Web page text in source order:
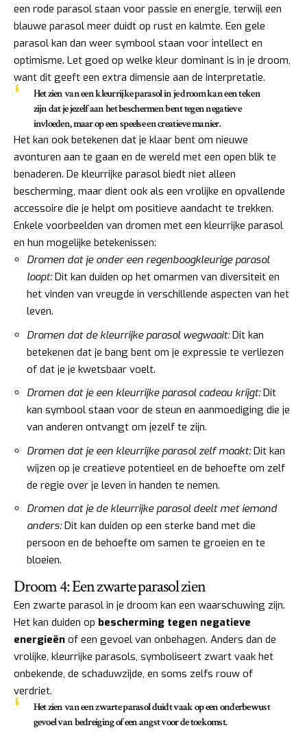
een rode parasol staan voor passie en energie, terwijl een
blauwe parasol meer duidt op rust en kalmte. Een gele
parasol kan dan weer symbool staan voor intellect en
optimisme. Let goed op welke kleur dominant is in je droom,
want dit geeft een extra dimensie aan de interpretatie.
Het zien van een kleurrijke parasol in je droom kan een teken
zijn dat je jezelf aan het beschermen bent tegen negatieve
invloeden, maar op een speelse en creatieve manier.
Het kan ook betekenen dat je klaar bent om nieuwe
avonturen aan te gaan en de wereld met een open blik te
benaderen. De kleurrijke parasol biedt niet alleen
bescherming, maar dient ook als een vrolijke en opvallende
accessoire die je helpt om positieve aandacht te trekken.
Enkele voorbeelden van dromen met een kleurrijke parasol
en hun mogelijke betekenissen:
Dromen dat je onder een regenboogkleurige parasol
loopt:Dit kan duiden op het omarmen van diversiteit en
het vinden van vreugde in verschillende aspecten van het
leven.
Dromen dat de kleurrijke parasol wegwaait:Dit kan
betekenen dat je bang bent om je expressie te verliezen
of dat je je kwetsbaar voelt.
Dromen dat je een kleurrijke parasol cadeau krijgt:Dit
kan symbool staan voor de steun en aanmoediging die je
van anderen ontvangt om jezelf te zijn.
Dromen dat je een kleurrijke parasol zelf maakt:Dit kan
wijzen op je creatieve potentieel en de behoefte om zelf
de regie over je leven in handen te nemen.
Dromen dat je de kleurrijke parasol deelt met iemand
anders:Dit kan duiden op een sterke band met die
persoon en de behoefte om samen te groeien en te
bloeien.
Droom 4: Een zwarte parasol zien
Een zwarte parasol in je droom kan een waarschuwing zijn.
Het kan duiden op bescherming tegen negatieve
energieën of een gevoel van onbehagen. Anders dan de
vrolijke, kleurrijke parasols, symboliseert zwart vaak het
onbekende, de schaduwzijde, en soms zelfs rouw of
verdriet.
Het zien van een zwarte parasol duidt vaak op een onderbewust
gevoel van bedreiging of een angst voor de toekomst.